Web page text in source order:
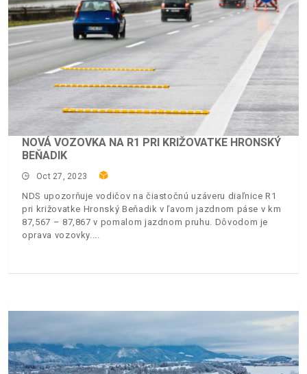
NOVÁ VOZOVKA NA R1 PRI KRIŽOVATKE HRONSKÝ
BEŇADIK
Oct 27, 2023
NDS upozorňuje vodičov na čiastočnú uzáveru diaľnice R1
pri križovatke Hronský Beňadik v ľavom jazdnom páse v km
87,567 – 87,867 v pomalom jazdnom pruhu. Dôvodom je
oprava vozovky.